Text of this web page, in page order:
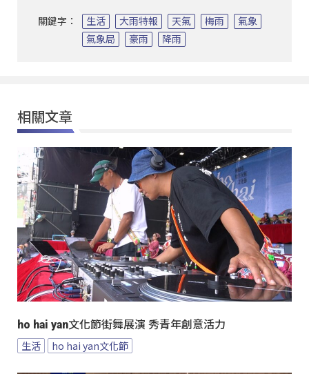
關鍵字： 生活 大雨特報 天氣 梅雨
氣象
氣象局
豪雨 降雨
相關文章
ho hai yan文化節街舞展演 秀青年創意活力
生活 ho hai yan文化節